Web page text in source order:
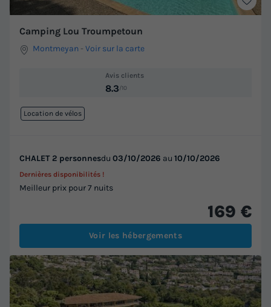
Camping Lou Troumpetoun
Montmeyan -Voir sur la carte
Avis clients
8.3/10
Location de vélos
CHALET 2 personnesdu 03/10/2026 au 10/10/2026
Meilleur prix pour 7 nuits
Dernières disponibilités !
169 €
Voir les hébergements